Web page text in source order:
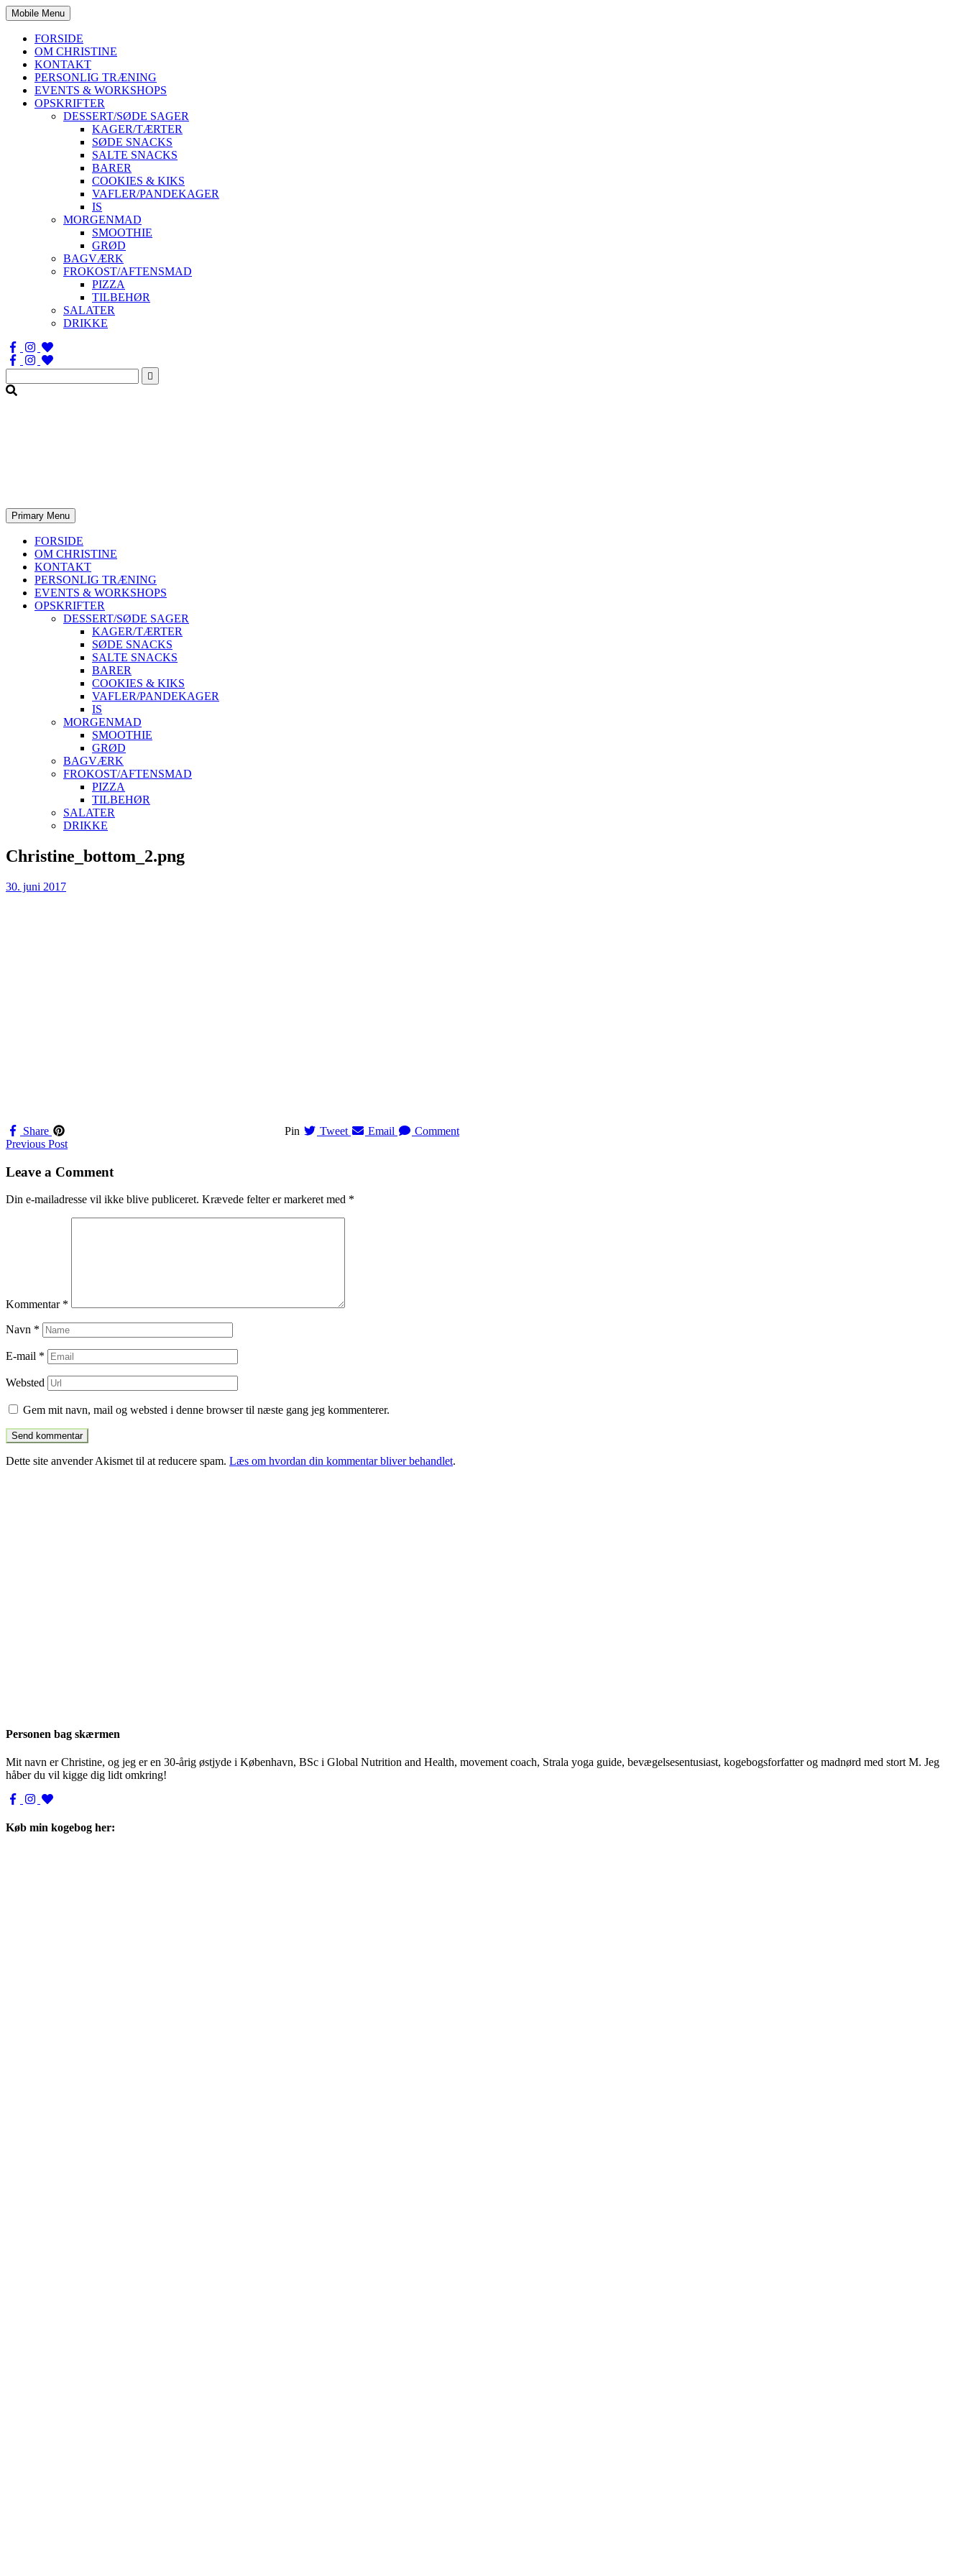
Mobile Menu
FORSIDE
OM CHRISTINE
KONTAKT
PERSONLIG TRÆNING
EVENTS & WORKSHOPS
OPSKRIFTER
DESSERT/SØDE SAGER
KAGER/TÆRTER
SØDE SNACKS
SALTE SNACKS
BARER
COOKIES & KIKS
VAFLER/PANDEKAGER
IS
MORGENMAD
SMOOTHIE
GRØD
BAGVÆRK
FROKOST/AFTENSMAD
PIZZA
TILBEHØR
SALATER
DRIKKE
Søg
efter:
Primary Menu
FORSIDE
OM CHRISTINE
KONTAKT
PERSONLIG TRÆNING
EVENTS & WORKSHOPS
OPSKRIFTER
DESSERT/SØDE SAGER
KAGER/TÆRTER
SØDE SNACKS
SALTE SNACKS
BARER
COOKIES & KIKS
VAFLER/PANDEKAGER
IS
MORGENMAD
SMOOTHIE
GRØD
BAGVÆRK
FROKOST/AFTENSMAD
PIZZA
TILBEHØR
SALATER
DRIKKE
Skip
to
Christine_bottom_2.png
30. juni 2017
Share Pin Tweet Email Comment
Navigation
til
Previous Post
Leave a Comment
Din e-mailadresse vil ikke blive publiceret. Krævede felter er markeret med *
Kommentar *
Navn *
E-mail *
Websted
Gem mit navn, mail og websted i denne browser til næste gang jeg kommenterer.
Dette site anvender Akismet til at reducere spam. Læs om hvordan din kommentar bliver behandlet.
Personen bag skærmen
Mit navn er Christine, og jeg er en 30-årig østjyde i København, BSc i Global Nutrition and Health, movement coach, Strala yoga guide, bevægelsesentusiast, kogebogsforfatter og madnørd med stort M. Jeg
håber du vil kigge dig lidt omkring!
Køb min kogebog her: